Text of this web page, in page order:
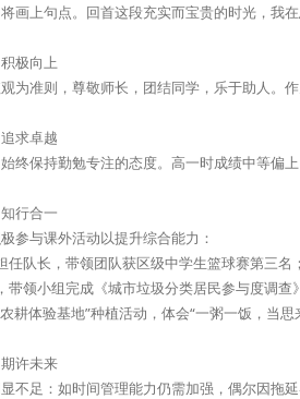
画上句点。回首这段充实而宝贵的时光，
极向上
为准则，尊敬师长，团结同学，乐于助人。
求卓越
终保持勤勉专注的态度。高一时成绩中等偏
行合一
参与课外活动以提升综合能力：
任队长，带领团队获区级中学生篮球赛第三
带领小组完成《城市垃圾分类居民参与度调
耕体验基地”种植活动，体会“一粥一饭，当
许未来
不足：如时间管理能力仍需加强，偶尔因